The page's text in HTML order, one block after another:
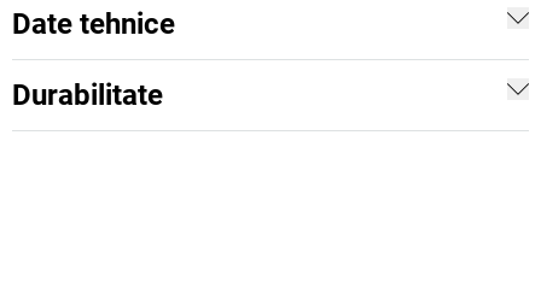
Date tehnice
Durabilitate